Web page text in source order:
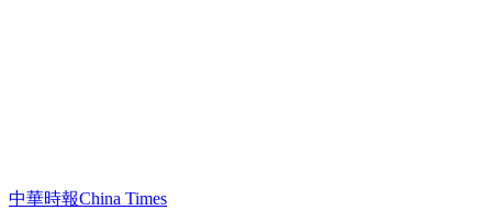
中華時報China Times